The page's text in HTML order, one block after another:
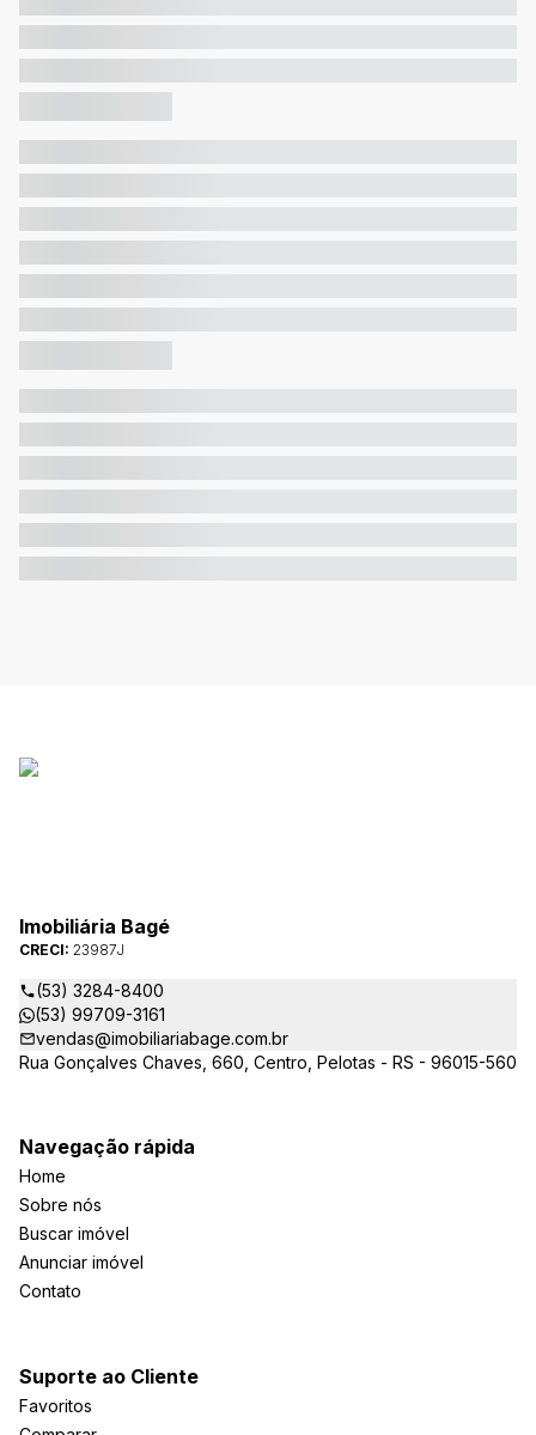
Imobiliária Bagé
CRECI: 23987J
(53) 3284-8400
(53) 99709-3161
vendas@imobiliariabage.com.br
Rua Gonçalves Chaves, 660, Centro, Pelotas - RS - 96015-560
Navegação rápida
Home
Sobre nós
Buscar imóvel
Anunciar imóvel
Contato
Suporte ao Cliente
Favoritos